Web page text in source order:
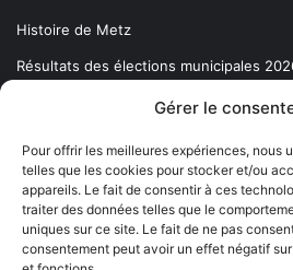
Gérer le
Pour offrir les meilleures expériences, nous
telles que les cookies pour stocker et/ou
appareils. Le fait de consentir à ces
traiter des données telles que le
uniques sur ce site. Le fait de ne pas
consentement peut avoir un effet négatif
Histoire de Metz
Résultats des élections municipales
Newsletter gratuite